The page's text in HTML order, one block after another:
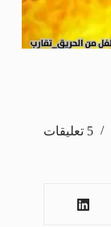
5 تعليقات